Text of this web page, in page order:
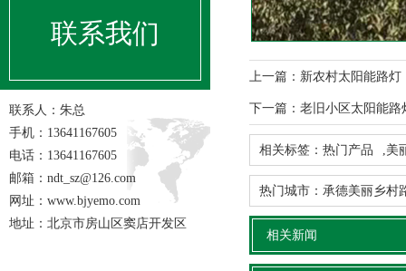
联系我们
联系人：朱总
手机：13641167605
电话：13641167605
邮箱：ndt_sz@126.com
网址：www.bjyemo.com
地址：北京市房山区窦店开发区
上一篇： 新农村太阳能路灯
下一篇： 老旧小区太阳能路
相关标签： 热门产品 ,美
热门城市： 承德美丽乡村
相关新闻